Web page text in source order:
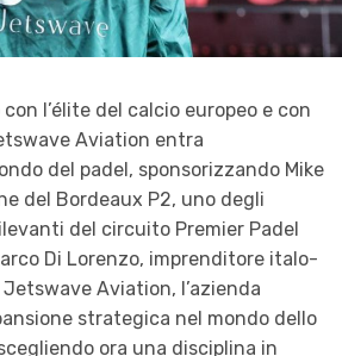
l’élite del calcio europeo e con
Aviation entra
del padel, sponsorizzando Mike
del Bordeaux P2, uno degli
del circuito Premier Padel
Di Lorenzo, imprenditore italo-
Jetswave Aviation, l’azienda
strategica nel mondo dello
ora una disciplina in